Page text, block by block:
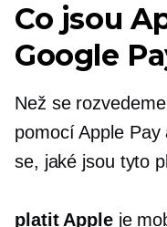
Co jsou
Google
Než se
pomocí Apple
se, jaké jsou tyto
platit Appleje